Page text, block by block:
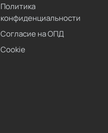
Политика
конфиденциальности
Согласие на ОПД
Cookie